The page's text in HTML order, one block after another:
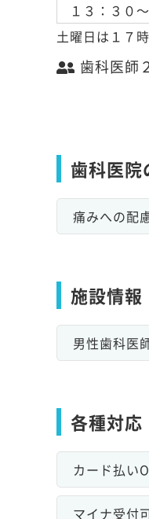
１３：３０
土曜日は１７
歯科医師
歯科医院
痛みへの配
施設情報
男性歯科医
各種対応
カード払い
マイナ受付